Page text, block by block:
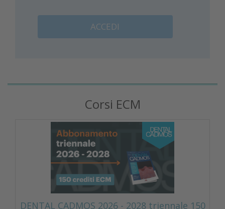
ACCEDI
Corsi ECM
DENTAL CADMOS 2026 - 2028 triennale 150